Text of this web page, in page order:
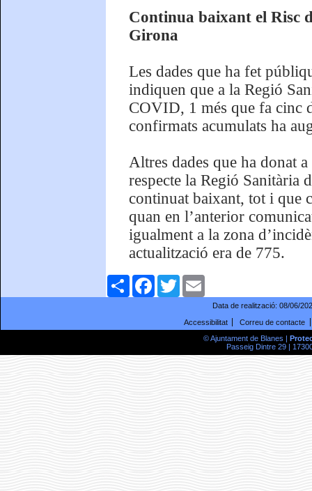
Continua baixant el Risc
Girona
Les dades que ha fet
indiquen que a la Regió
COVID, 1 més que fa cinc
confirmats acumulats ha
Altres dades que ha donat
respecte la Regió Sanitària
continuat baixant, tot i que
quan en l’anterior
igualment a la zona
actualització era de 775.
ComparteixFacebookTwitter
Data de realització: 08/06/
Accessibilitat
Correu de contacte
© Ajuntament de Blanes |
Passeig Dintre 29 |